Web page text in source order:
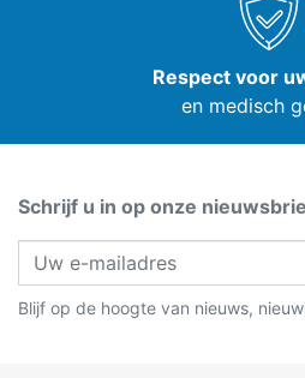
Respect voor
en medisch
Schrijf u in op onze
Blijf op de hoogte van nieuws,